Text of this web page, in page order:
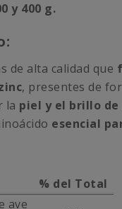
y 400 g.
de alta calidad que
, presentes de
la piel y el brillo de
esencial
% del Total
ave